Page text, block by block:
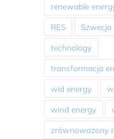
renewable
RES Szwecja
technology
transformacja
wid energy
wind energy
zrównoważony